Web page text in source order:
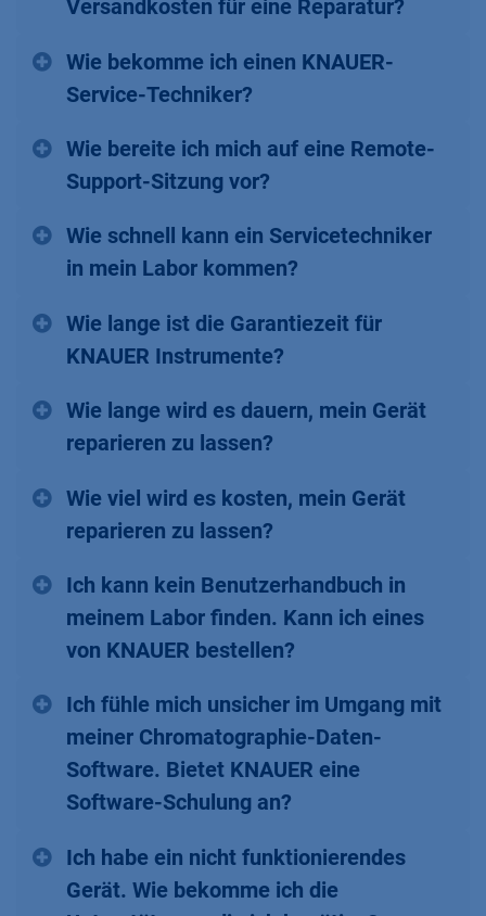
Versandkosten für eine Reparatur?
Wie bekomme ich einen KNAUER-
Service-Techniker?
Wie bereite ich mich auf eine Remote-
Support-Sitzung vor?
Wie schnell kann ein Servicetechniker
in mein Labor kommen?
Wie lange ist die Garantiezeit für
KNAUER Instrumente?
Wie lange wird es dauern, mein Gerät
reparieren zu lassen?
Wie viel wird es kosten, mein Gerät
reparieren zu lassen?
Ich kann kein Benutzerhandbuch in
meinem Labor finden. Kann ich eines
von KNAUER bestellen?
Ich fühle mich unsicher im Umgang mit
meiner Chromatographie-Daten-
Software. Bietet KNAUER eine
Software-Schulung an?
Ich habe ein nicht funktionierendes
Gerät. Wie bekomme ich die